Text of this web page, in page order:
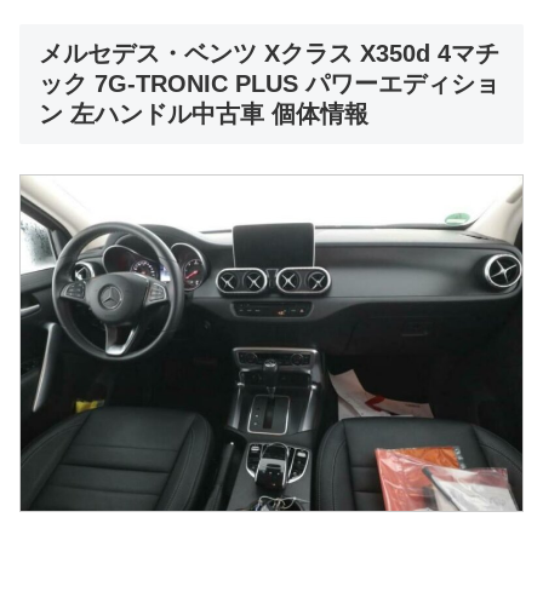
メルセデス・ベンツ Xクラス X350d 4マチ
ック 7G-TRONIC PLUS パワーエディショ
ン 左ハンドル中古車 個体情報